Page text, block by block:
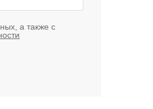
а также с